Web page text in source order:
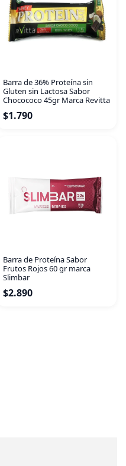
Barra de 36% Proteína sin
Gluten sin Lactosa Sabor
Chocococo 45gr Marca Revitta
$1.790
Barra de Proteína Sabor
Frutos Rojos 60 gr marca
Slimbar
$2.890